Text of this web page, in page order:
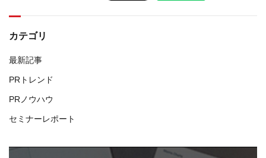
カテゴリ
最新記事
PRトレンド
PRノウハウ
セミナーレポート